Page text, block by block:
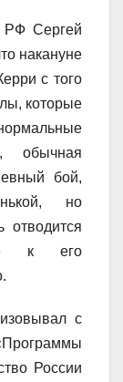
РФ Сергей
накануне
с того
которые
обычная
бой,
но
отводится
к его
с
России